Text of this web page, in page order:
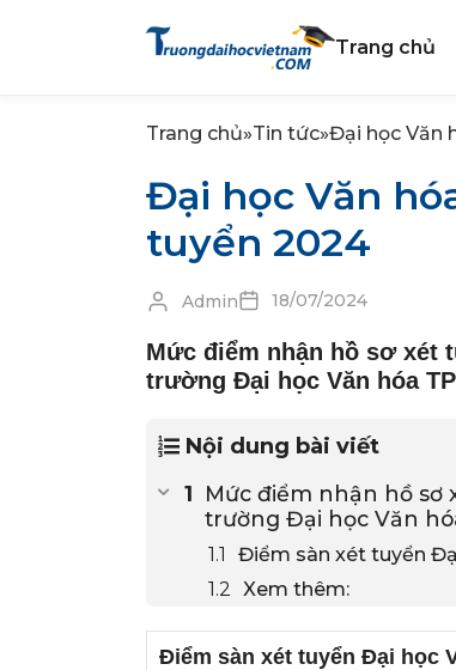
Trang chủ
Trang chủ»Tin tức»Đại học Văn
Đại học Văn
tuyển 2024
Admin 18/07/2024
Mức điểm nhận hồ sơ xét
trường Đại học Văn hóa
Nội dung bài viết
Mức điểm nhận hồ sơ
trường Đại học Văn
Điểm sàn xét tuyển
Xem thêm:
Điểm sàn xét tuyển Đại học